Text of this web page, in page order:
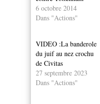
6 octobre 2014
Dans "Actions"
VIDEO :La banderole
du juif au nez crochu
de Civitas
27 septembre 2023
Dans "Actions"